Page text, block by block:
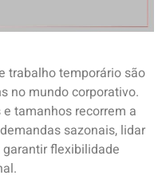
trabalho temporário são
no mundo corporativo.
tamanhos recorrem a
sazonais, lidar
flexibilidade